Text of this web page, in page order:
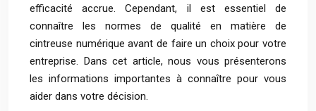
efficacité accrue. Cependant, il est essentiel de
connaître les normes de qualité en matière de
cintreuse numérique avant de faire un choix pour votre
entreprise. Dans cet article, nous vous présenterons
les informations importantes à connaître pour vous
aider dans votre décision.